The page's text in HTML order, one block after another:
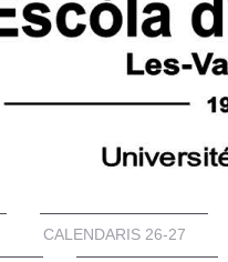
CALENDARIS 26-27